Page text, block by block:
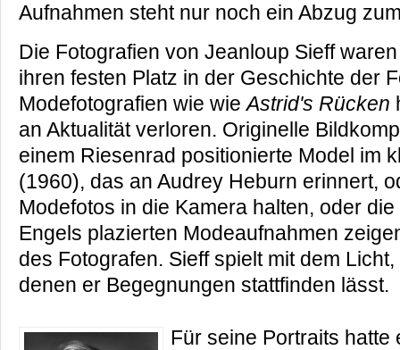
Aufnahmen steht nur noch ein Abzug
Die Fotografien von Jeanloup Sieff
ihren festen Platz in der Geschichte der
Modefotografien wie wieAstrid's Rücken
an Aktualität verloren. Originelle
einem Riesenrad positionierte Model im
(1960), das an Audrey Heburn erinnert,
Modefotos in die Kamera halten, oder
Engels plazierten Modeaufnahmen
des Fotografen. Sieff spielt mit dem
denen er Begegnungen stattfinden lässt.
Für seine Portraits hatte